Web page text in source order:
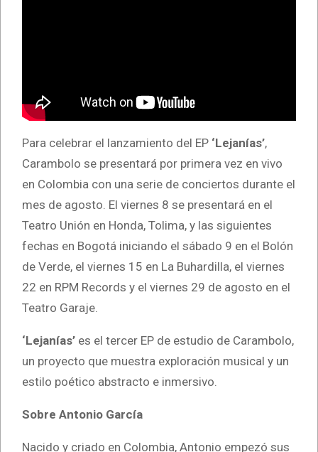
Para celebrar el lanzamiento del EP ‘Lejanías’,
Carambolo se presentará por primera vez en vivo
en Colombia con una serie de conciertos durante el
mes de agosto. El viernes 8 se presentará en el
Teatro Unión en Honda, Tolima, y las siguientes
fechas en Bogotá iniciando el sábado 9 en el Bolón
de Verde, el viernes 15 en La Buhardilla, el viernes
22 en RPM Records y el viernes 29 de agosto en el
Teatro Garaje.
‘Lejanías’ es el tercer EP de estudio de Carambolo,
un proyecto que muestra exploración musical y un
estilo poético abstracto e inmersivo.
Sobre Antonio García
Nacido y criado en Colombia, Antonio empezó sus